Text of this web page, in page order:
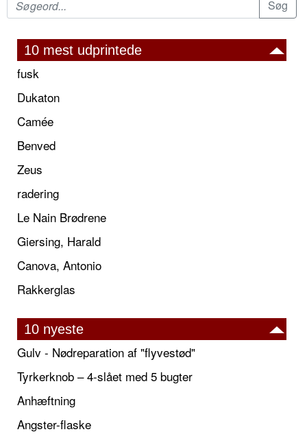
10 mest udprintede
fusk
Dukaton
Camée
Benved
Zeus
radering
Le Nain Brødrene
Giersing, Harald
Canova, Antonio
Rakkerglas
10 nyeste
Gulv - Nødreparation af "flyvestød"
Tyrkerknob – 4-slået med 5 bugter
Anhæftning
Angster-flaske